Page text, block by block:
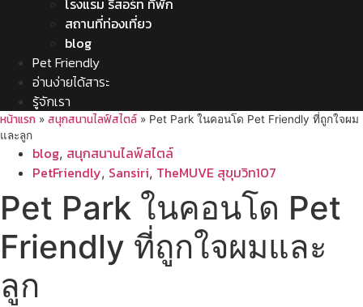
โรงแรม รีสอร์ท ที่พัก
สถานที่ท่องเที่ยว
blog
Pet Friendly
อ่านง่ายได้สาระ
รู้จักเรา
หน้าแรก » สนุกสนานไลฟ์สไตล์ » Pet Park ในคอนโด Pet Friendly ที่ถูกใจผม
และลูก
blog, สนุกสนานไลฟ์สไตล์
PetFriendly, Sansiri, TheMUVE สุขุมวิท107
Pet Park ในคอนโด Pet
Friendly ที่ถูกใจผมและ
ลูก